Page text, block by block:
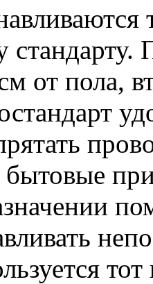
от пола,
бытовые